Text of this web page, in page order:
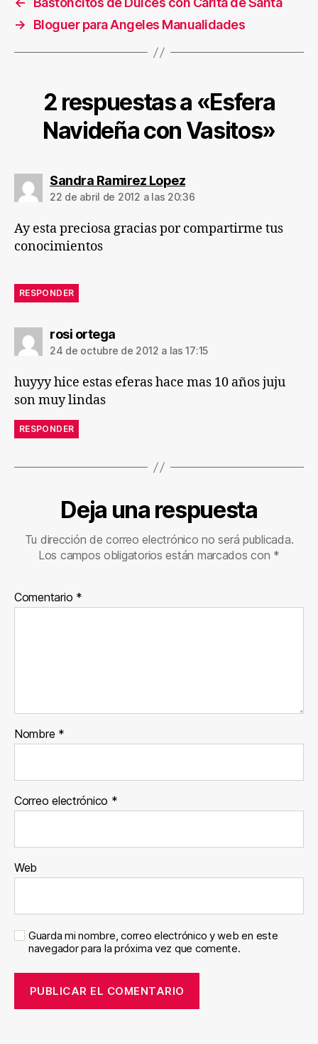
→
Bloguer para Angeles Manualidades
2 respuestas a «Esfera
Navideña con Vasitos»
Sandra Ramirez Lopezdice:
22 de abril de 2012 a las 20:36
Ay esta preciosa gracias por compartirme tus
conocimientos
RESPONDER
rosi ortegadice:
24 de octubre de 2012 a las 17:15
huyyy hice estas eferas hace mas 10 años juju
son muy lindas
RESPONDER
Deja una respuesta
Tu dirección de correo electrónico no será publicada.
Los campos obligatorios están marcados con *
Comentario *
Nombre *
Correo electrónico *
Web
Guarda mi nombre, correo electrónico y web en este
navegador para la próxima vez que comente.